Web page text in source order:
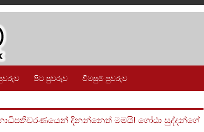
පිට පුවරුව විමසුම් පුවරුව
දිනන්නෙත් මමයි! ගෝඨා සුද්දන්ගේ